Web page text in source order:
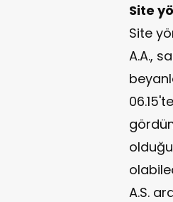
Site
Site
A.A.,
A.S.